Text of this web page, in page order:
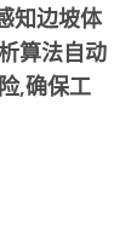
知边坡体
算法自动
,确保工